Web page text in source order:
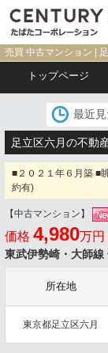
売買 中古マンション | 足
トップページ
最近
足立区六月の不動
■２０２１年６月築 ■
約有)
【中古マンション】
価格 4,980万円
東武伊勢崎・大師
所在地
東京都足立区六月